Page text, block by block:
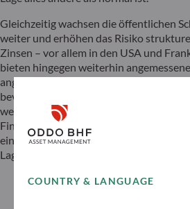
COUNTRY & LANGUAGE
Gleichzeitig wachsen die öffentlichen
weiter und erhöhen das Risiko
Zinsen – vor allem in den USA und
bieten hingegen weiterhin
angesichts des Risikos aus unserer
bevorzugen sind. Die zentrale
weiterhin darin, über den Konflikt
Finanzmärkte versuchen, sich auf eine
einzustellen, während die
Lage alles andere als normal ist.
Präsentation lesen